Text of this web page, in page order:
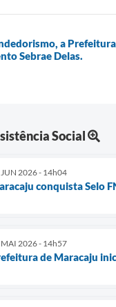
a
Sebrae Delas.
Social
2026 - 14h04
conquista Selo
MAI 2026 - 14h57
de Maracaju